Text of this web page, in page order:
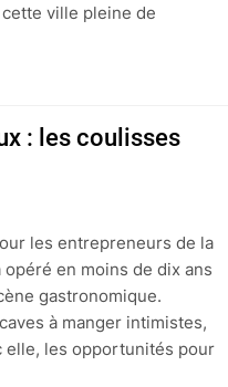
ville pleine de
: les coulisses
les entrepreneurs de la
en moins de dix ans
gastronomique.
à manger intimistes,
elle, les opportunités pour